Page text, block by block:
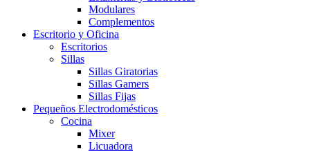
Modulares
Complementos
Escritorio y Oficina
Escritorios
Sillas
Sillas Giratorias
Sillas Gamers
Sillas Fijas
Pequeños Electrodomésticos
Cocina
Mixer
Licuadora